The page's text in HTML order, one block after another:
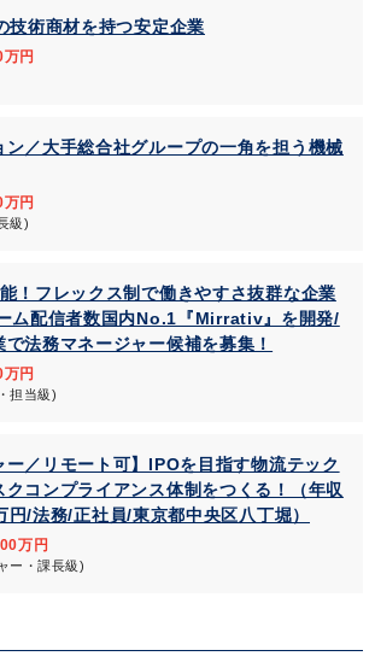
技術商材を持つ安定企業
円
ン／大手総合社グループの一角を担う機械
円
級)
！フレックス制で働きやすさ抜群な企業
ム配信者数国内No.1『Mirrativ』を開発/
法務マネージャー候補を募集！
円
担当級)
ー／リモート可】IPOを目指す物流テック
コンプライアンス体制をつくる！（年収
/法務/正社員/東京都中央区八丁堀）
万円
ー・課長級)